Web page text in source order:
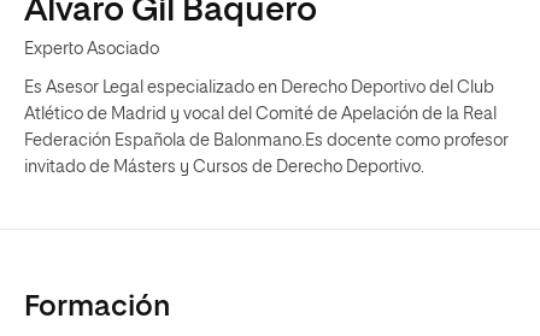
Álvaro Gil Baquero
Experto Asociado
Es Asesor Legal especializado en Derecho Deportivo del Club
Atlético de Madrid y vocal del Comité de Apelación de la Real
Federación Española de Balonmano.Es docente como profesor
invitado de Másters y Cursos de Derecho Deportivo.
Formación